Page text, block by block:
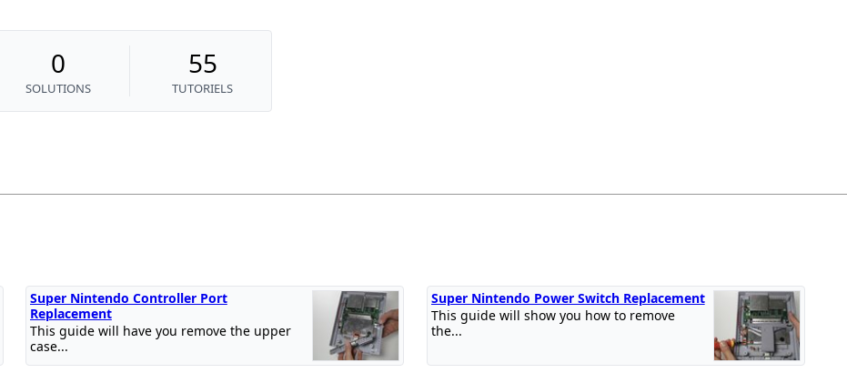
0
SOLUTIONS
55
TUTORIELS
Super Nintendo Controller Port
Replacement
This guide will have you remove the upper
case...
Super Nintendo Power Switch Replacement
This guide will show you how to remove
the...